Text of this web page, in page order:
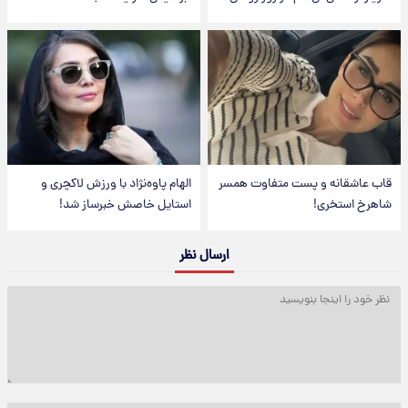
قاب عاشقانه و پست متفاوت همسر
شاهرخ استخری!
الهام پاوه‌نژاد با ورزش لاکچری و
استایل خاصش خبرساز شد!
ارسال نظر